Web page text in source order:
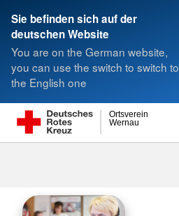
Sie befinden sich auf der
deutschen Website
You are on the German website,
you can use the switch to switch to
the English one
Wernau
Ortsverein
Suche